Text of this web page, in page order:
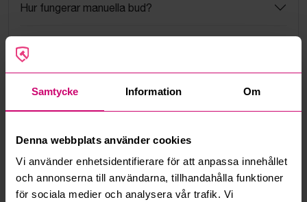
Samtycke Information Om
Denna webbplats använder cookies
Vi använder enhetsidentifierare för att anpassa innehållet
och annonserna till användarna, tillhandahålla funktioner
för sociala medier och analysera vår trafik. Vi
Hur fungerar manuella bud?
Vad innebär serviceavgift?
Kan jag ångra ett bud?